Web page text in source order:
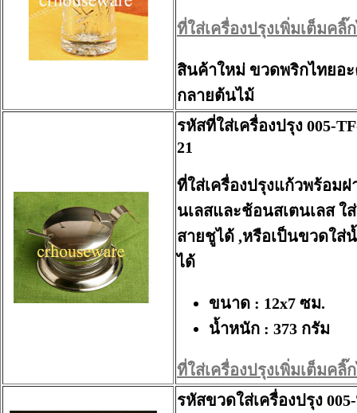
ที่ใส่เครื่องปรุงเพิ่มเต็มคลิ๊
สินค้าใหม่ ขวดพริกไทยอ
กลายต้นไม้
รหัสที่ใส่เครื่องปรุง 005-
21
ที่ใส่เครื่องปรุงแก้วพร้อมฝ
นเลสและช้อนสเตนเลส ใ
สายชูได้ ,หรือเป็นขวดใส่
ได้
ขนาด : 12x7 ซม.
น้ำหนัก : 373 กรัม
ที่ใส่เครื่องปรุงเพิ่มเต็มคลิ๊
รหัสขวดใส่เครื่องปรุง